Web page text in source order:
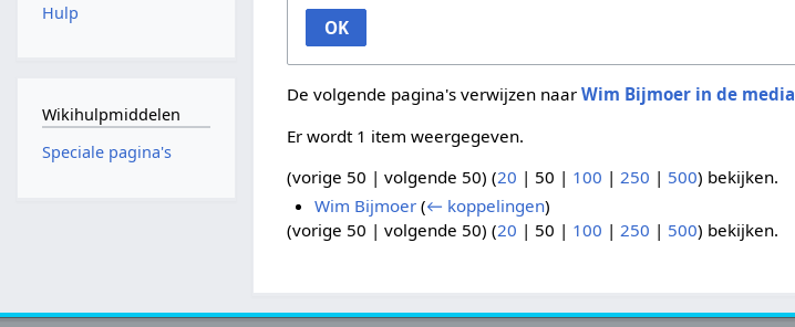
OK
De volgende pagina's verwijzen naarWim Bijmoer in de media
Er wordt 1 item weergegeven.
(vorige 50 |volgende 50) (20 | 50 | 100 | 250 | 500) bekijken.
Wim Bijmoer (← koppelingen)
(vorige 50 |volgende 50) (20 | 50 | 100 |250 | 500) bekijken.
Hulp
Wikihulpmiddelen
Speciale pagina's